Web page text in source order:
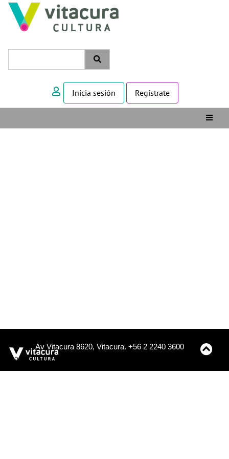
Inicia sesión Regístrate
Av Vitacura 8620, Vitacura. +56 2 2240 3600